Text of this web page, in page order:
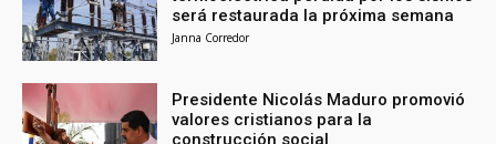
será restaurada la próxima semana
Janna Corredor
Presidente Nicolás Maduro promovió
valores cristianos para la
construcción social